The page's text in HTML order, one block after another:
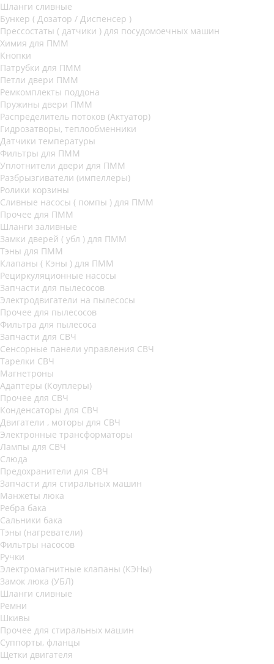
Шланги сливные
Бункер ( Дозатор / Диспенсер )
Прессостаты ( датчики ) для посудомоечных машин
Химия для ПММ
Кнопки
Патрубки для ПММ
Петли двери ПММ
Ремкомплекты поддона
Пружины двери ПММ
Распределитель потоков (Актуатор)
Гидрозатворы, теплообменники
Датчики температуры
Фильтры для ПММ
Уплотнители двери для ПММ
Разбрызгиватели (импеллеры)
Ролики корзины
Сливные насосы ( помпы ) для ПММ
Прочее для ПММ
Шланги заливные
Замки дверей ( убл ) для ПММ
Тэны для ПММ
Клапаны ( Кэны ) для ПММ
Рециркуляционные насосы
Запчасти для пылесосов
Электродвигатели на пылесосы
Прочее для пылесосов
Фильтра для пылесоса
Запчасти для СВЧ
Сенсорные панели управления СВЧ
Тарелки СВЧ
Магнетроны
Адаптеры (Коуплеры)
Прочее для СВЧ
Конденсаторы для СВЧ
Двигатели , моторы для СВЧ
Электронные трансформаторы
Лампы для СВЧ
Слюда
Предохранители для СВЧ
Запчасти для стиральных машин
Манжеты люка
Ребра бака
Сальники бака
Тэны (нагреватели)
Фильтры насосов
Ручки
Электромагнитные клапаны (КЭНы)
Замок люка (УБЛ)
Шланги сливные
Ремни
Шкивы
Прочее для стиральных машин
Суппорты, фланцы
Щетки двигателя